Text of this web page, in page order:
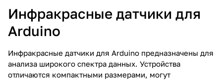
Инфракрасные датчики для
Arduino
Инфракрасные датчики для Arduino предназначены для
анализа широкого спектра данных. Устройства
отличаются компактными размерами, могут